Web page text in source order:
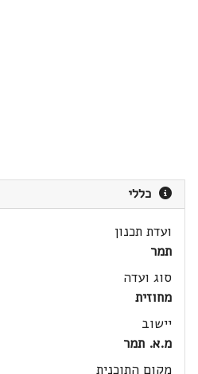
כללי
ועדת תכנון
תמר
סוג ועדה
מחוזית
יישוב
מ.א. תמר
מקום התוכנית